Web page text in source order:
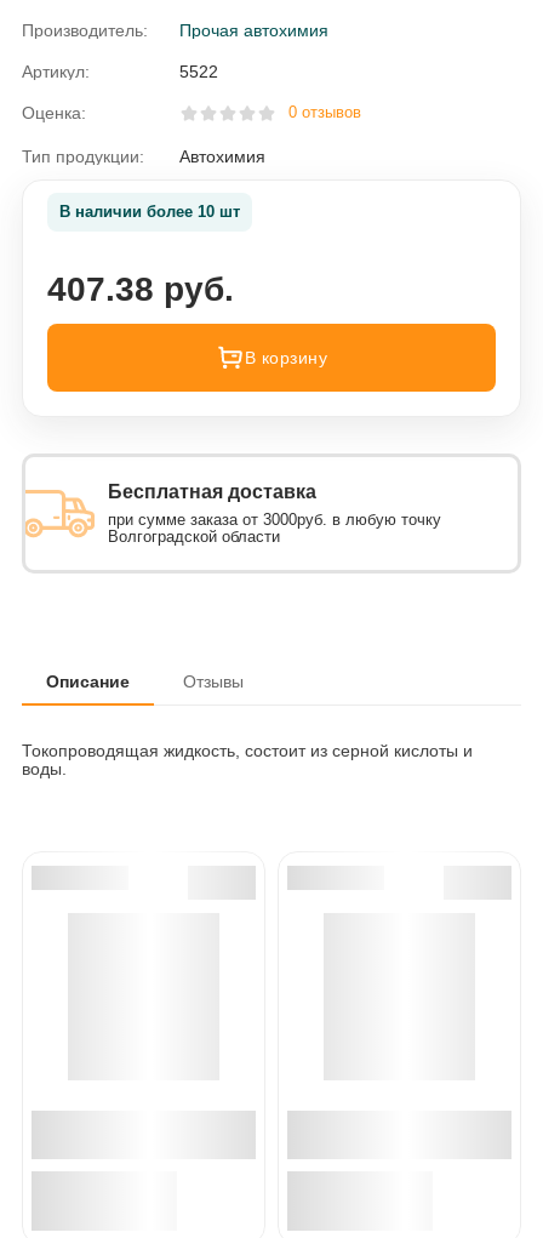
Производитель: Прочая автохимия
Артикул: 5522
Оценка: 0 отзывов
Тип продукции: Автохимия
В наличии более 10 шт
407.38 руб.
В корзину
Бесплатная доставка
при сумме заказа от 3000руб. в любую точку
Волгоградской области
Описание Отзывы
Токопроводящая жидкость, состоит из серной кислоты и
воды.